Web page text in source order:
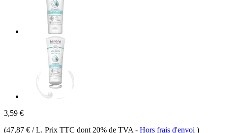
3,59 €
(47,87 € / L, Prix TTC dont 20% de TVA - Hors frais d'envoi )